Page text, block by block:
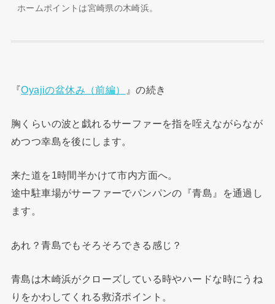
ホームポイントは宮崎県の木崎浜。
『Oyajiの盆休み（前編） 』の続き
胸くらいの波と戯れるサーファーを指を咥えながらなが
めつつ幸島を後にします。
来た道を1時間半かけて市内方面へ。
途中駐車場がサーファーでパンパンの『青島』を通過し
ます。
あれ？青島でもそろそろできる感じ？
青島は木崎浜がクローズしている時やハードな時にうね
りをかわしてくれる救済ポイント。